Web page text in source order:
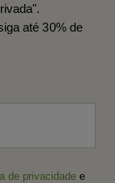
até 30% de
de privacidade e